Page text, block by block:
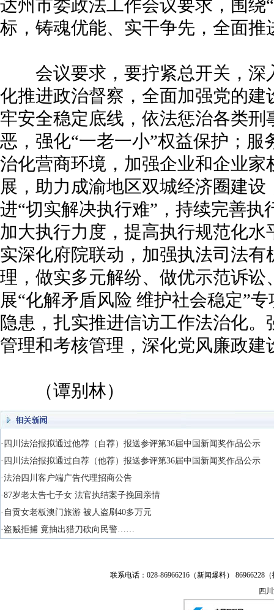
达州市委政法工作会议要求，围绕
标，铸魂优能、实干争先，全面推
会议要求，要拧紧总开关，深
化推进政治督察，全面加强党的
牢安全稳定底线，依法惩治各类
恶，强化“一老一小”权益保护；
治化营商环境，加强企业和企业
展，助力成渝地区双城经济圈建
进“切实解决执行难”，持续完善
加大执行力度，提高执行规范化
实深化府院联动，加强执法司法
理，做实多元解纷、做优示范诉
展“化解矛盾风险 维护社会稳定”
隐患，扎实推进信访工作法治化
管理和考核管理，深化党风廉政
（谭别林）
·四川法治报拟通过他荐（自荐）报送参评第36届中国新闻奖作品公示
·四川法治报拟通过自荐（他荐）报送参评第36届中国新闻奖作品公示
·法治四川客户端广告代理招商公告
·87岁老太告七子女 法官执结案子挽回亲情
·自贡女老板澳门旅游 被人盗刷40多万元
·盗贼拒捕 竟抽出猎刀砍向民警……
联系电话：028-86966216（新闻爆料） 86966228
四